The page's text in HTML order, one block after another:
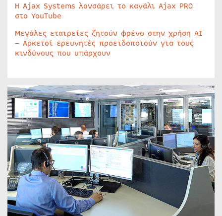
Η Ajax Systems λανσάρει το κανάλι Ajax PRO
στο YouTube
Μεγάλες εταιρείες ζητούν φρένο στην χρήση AI
– Αρκετοί ερευνητές προειδοποιούν για τους
κινδύνους που υπάρχουν